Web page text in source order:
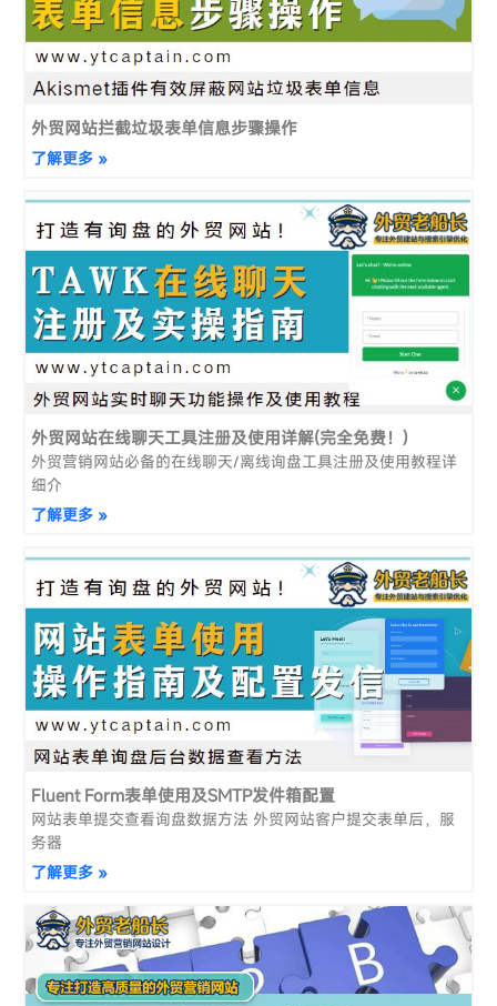
外贸网站拦截垃圾表单信息步骤操作
了解更多 »
外贸网站在线聊天工具注册及使用详解(完全免费！)
外贸营销网站必备的在线聊天/离线询盘工具注册及使用教程详
细介
了解更多 »
Fluent Form表单使用及SMTP发件箱配置
网站表单提交查看询盘数据方法 外贸网站客户提交表单后，服
务器
了解更多 »